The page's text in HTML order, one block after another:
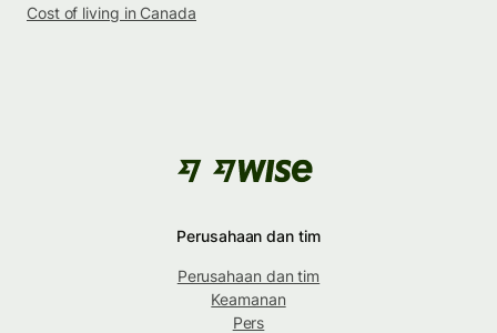
Cost of living in Canada
Perusahaan dan tim
Perusahaan dan tim
Keamanan
Pers